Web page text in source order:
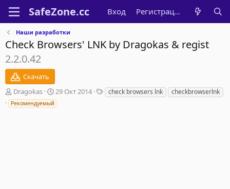
Вход Регистрация
Наши разработки
Check Browsers' LNK by Dragokas & regist
2.2.0.42
Скачать
А
в
т
Dragokas
Д
а
т
29 Окт 2014
Т check browsers lnk checkbrowserlnk
Рекомендуемый